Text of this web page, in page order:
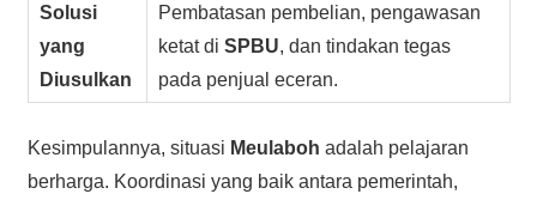
Solusi
yang
Diusulkan
Pembatasan pembelian, pengawasan
ketat diSPBU, dan tindakan tegas
pada penjual eceran.
Kesimpulannya, situasi Meulaboh adalah pelajaran
berharga. Koordinasi yang baik antara pemerintah,